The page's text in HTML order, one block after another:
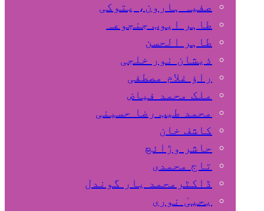
صفیہ ہارون، پتوکی
طاہر ایوب جنجوعہ
طاہر الحسن
ذیشان نور خلجی
راﺅ غلام مصطفی
ملک محمد فیاض
محمد طیب رضا حسینی
کاشف خان
حاشر وڑائچ
تاج محمدی
ڈاکٹرمحمد یار گوندل